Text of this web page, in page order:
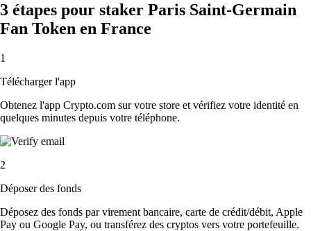
3 étapes pour staker Paris Saint-Germain
Fan Token en France
1
Télécharger l'app
Obtenez l'app Crypto.com sur votre store et vérifiez votre identité en
quelques minutes depuis votre téléphone.
2
Déposer des fonds
Déposez des fonds par virement bancaire, carte de crédit/débit, Apple
Pay ou Google Pay, ou transférez des cryptos vers votre portefeuille.